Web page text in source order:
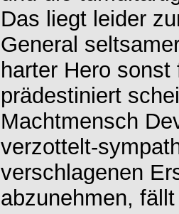
Das liegt leider
General
harter Hero
prädestiniert
Machtmensch
verzottelt-
verschlagenen
abzunehmen,